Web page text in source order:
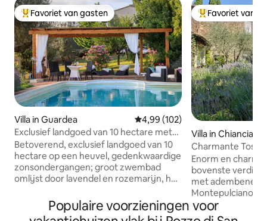
Topfavoriet van gasten
Favoriet van gasten
Villa in Guardea Gemiddelde beoordeling van
4,99 (102)
Exclusief landgoed van 10 hectare met
zwembad en olijfgaard!
Betoverend, exclusief landgoed van 10
hectare op een heuvel, gedenkwaardige
zonsondergangen; groot zwembad
omlijst door lavendel en rozemarijn, het
Starlink internet. Zeer privé&peaceful 2
verdiepingen, 4slaapkamers, 4 baden,
Topfavoriet van
Favoriet van
Villa in
Charmante
voor familie en
Enorm en
bovenste
met
Montepulciano,
het platteland,
Populaire voorzieningen voor